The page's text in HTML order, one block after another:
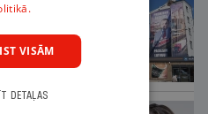
par
VISĀM
DETAĻAS